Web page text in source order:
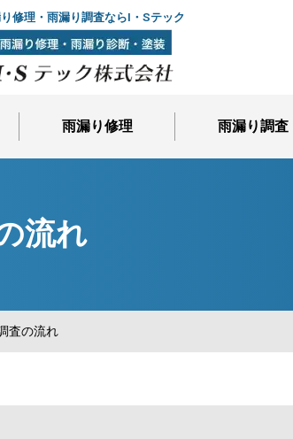
修理・雨漏り調査ならI・Sテック
雨漏り修理 雨漏り調査
流れ
査の流れ